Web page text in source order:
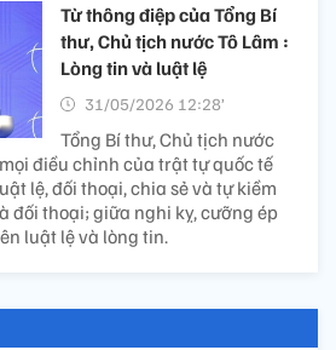
Từ thông điệp của Tổng Bí
thư, Chủ tịch nước Tô Lâm :
Lòng tin và luật lệ
31/05/2026 12:28’
Tổng Bí thư, Chủ tịch nước
điều chỉnh của trật tự quốc tế
lệ, đối thoại, chia sẻ và tự kiềm
đối thoại; giữa nghi kỵ, cưỡng ép
luật lệ và lòng tin.